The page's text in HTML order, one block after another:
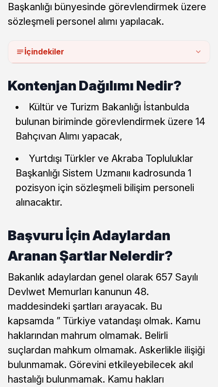
Başkanlığı bünyesinde görevlendirmek üzere
sözleşmeli personel alımı yapılacak.
İçindekiler
Kontenjan Dağılımı Nedir?
Kültür ve Turizm Bakanlığı İstanbulda
bulunan biriminde görevlendirmek üzere 14
Bahçıvan Alımı yapacak,
Yurtdışı Türkler ve Akraba Topluluklar
Başkanlığı Sistem Uzmanıı kadrosunda 1
pozisyon için sözleşmeli bilişim personeli
alınacaktır.
Başvuru İçin Adaylardan
Aranan Şartlar Nelerdir?
Bakanlık adaylardan genel olarak 657 Sayılı
Devlwet Memurları kanunun 48.
maddesindeki şartları arayacak. Bu
kapsamda ” Türkiye vatandaşı olmak. Kamu
haklarından mahrum olmamak. Belirli
suçlardan mahkum olmamak. Askerlikle ilişiği
bulunmamak. Görevini etkileyebilecek akıl
hastalığı bulunmamak. Kamu hakları